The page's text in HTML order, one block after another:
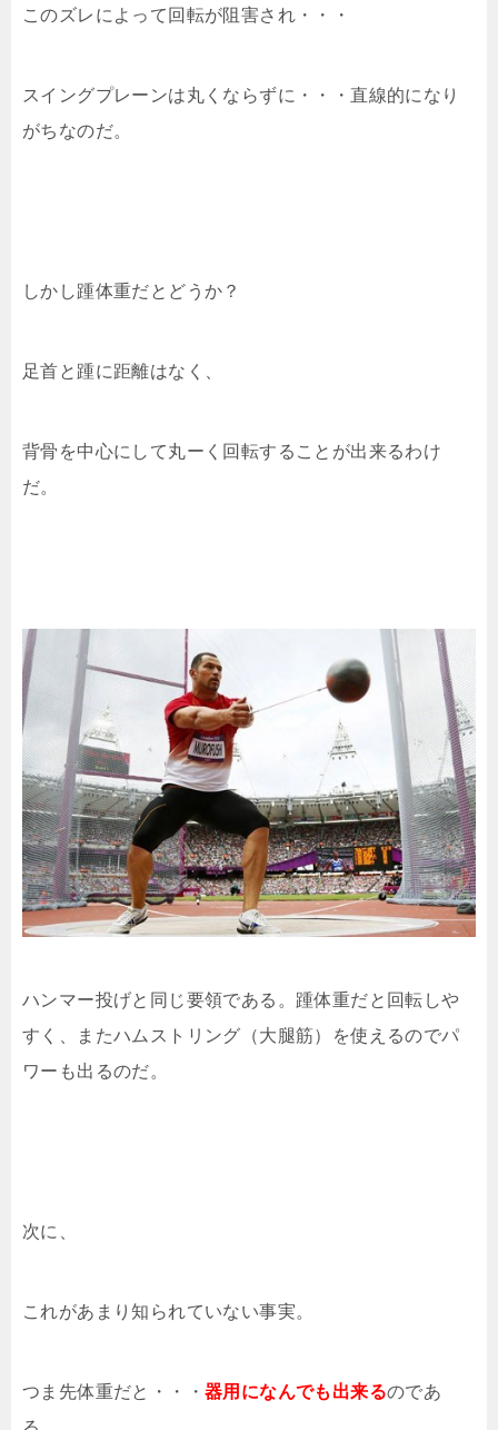
このズレによって回転が阻害され・・・
スイングプレーンは丸くならずに・・・直線的になり
がちなのだ。
しかし踵体重だとどうか？
足首と踵に距離はなく、
背骨を中心にして丸ーく回転することが出来るわけ
だ。
ハンマー投げと同じ要領である。踵体重だと回転しや
すく、またハムストリング（大腿筋）を使えるのでパ
ワーも出るのだ。
次に、
これがあまり知られていない事実。
つま先体重だと・・・ 器用になんでも出来るのであ